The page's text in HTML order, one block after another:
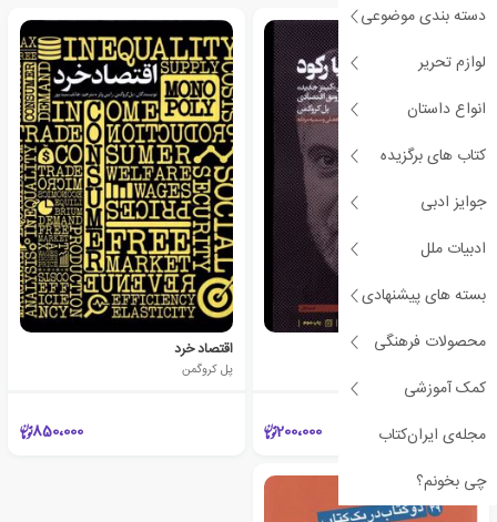
دسته بندی موضوعی
لوازم تحریر
انواع داستان
کتاب های برگزیده
جوایز ادبی
ادبیات ملل
بسته های پیشنهادی
محصولات فرهنگی
کمک آموزشی
مجله‌ی ایران‌کتاب
چی بخونم؟
نبرد با رکود
200،000
اقتصاد خرد
پل کروگمن
850،000